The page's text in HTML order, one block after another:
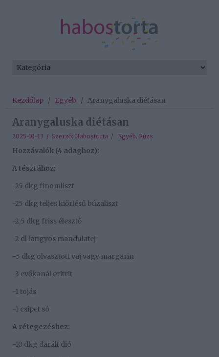
Kezdőlap / Egyéb / Aranygaluska diétásan
Aranygaluska diétásan
2025-10-13 / Szerző: Habostorta / Egyéb, Rúzs
Hozzávalók (4 adaghoz):
A tésztához:
-25 dkg finomliszt
-25 dkg teljes kiőrlésű búzaliszt
-2,5 dkg friss élesztő
-2 dl langyos mandulatej
-5 dkg olvasztott vaj vagy margarin
-3 evőkanál eritrit
-1 tojás
-1 csipet só
A rétegezéshez:
-10 dkg darált dió